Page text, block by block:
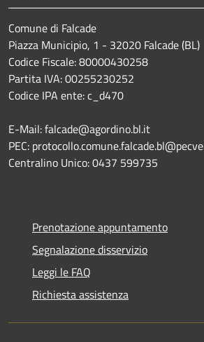
Comune di Falcade
Piazza Municipio, 1 - 32020 Falcade (BL)
Codice Fiscale: 80000430258
Partita IVA: 00255230252
Codice IPA ente: c_d470
E-Mail: falcade@agordino.bl.it
PEC:
Centralino Unico: 0437 599735
Prenotazione appuntamento
Segnalazione disservizio
Leggi le FAQ
Richiesta assistenza